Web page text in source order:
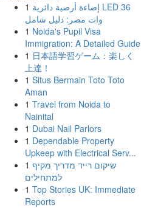
1 إضاءة أرضية دائرية LED 36
وات مصر: دليل شامل
1 Noida's Pupil Visa
Immigration: A Detailed Guide
1 日本語学習ゲーム：楽しく
上達！
1 Situs Bermain Toto Toto
Aman
1 Travel from Noida to
Nainital
1 Dubai Nail Parlors
1 Dependable Property
Upkeep with Electrical Serv...
1 שיקום רייד מדריך מקיף
למתחילים
1 Top Stories UK: Immediate
Reports